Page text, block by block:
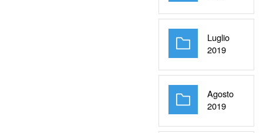
Luglio
2019Cartella
Agosto
2019Cartella